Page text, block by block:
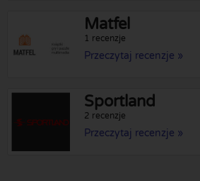
Matfel
1 recenzje
Przeczytaj recenzje »
Sportland
2 recenzje
Przeczytaj recenzje »